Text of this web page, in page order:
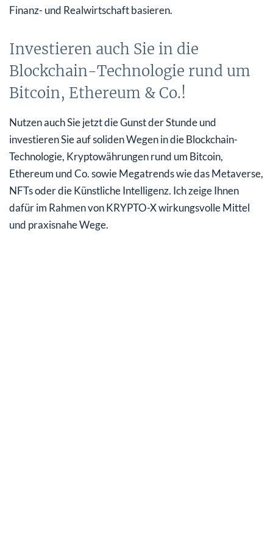
Finanz- und Realwirtschaft basieren.
Investieren auch Sie in die
Blockchain-Technologie rund um
Bitcoin, Ethereum & Co.!
Nutzen auch Sie jetzt die Gunst der Stunde und
investieren Sie auf soliden Wegen in die Blockchain-
Technologie, Kryptowährungen rund um Bitcoin,
Ethereum und Co. sowie Megatrends wie das Metaverse,
NFTs oder die Künstliche Intelligenz. Ich zeige Ihnen
dafür im Rahmen von KRYPTO-X wirkungsvolle Mittel
und praxisnahe Wege.